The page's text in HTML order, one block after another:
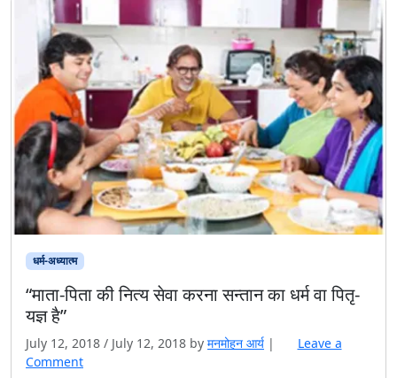
धर्म-अध्यात्म
“माता-पिता की नित्य सेवा करना सन्तान का धर्म वा पितृ-
यज्ञ है”
July 12, 2018 / July 12, 2018 by मनमोहन आर्य |
Leave a
Comment